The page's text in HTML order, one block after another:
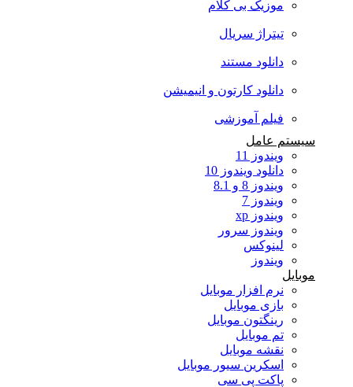
موزیک بی کلام
تیتراژ سریال
دانلود مستند
دانلود کارتون و انیمیشن
فیلم آموزشی
سیستم عامل
ویندوز 11
دانلود ویندوز 10
ویندوز 8 و 8.1
ویندوز 7
ویندوز xp
ویندوز سرور
لینوکس
ویندوز
موبایل
نرم افزار موبایل
بازی موبایل
رینگتون موبایل
تم موبایل
نقشه موبایل
اسکرین سیور موبایل
پاکت پی سی